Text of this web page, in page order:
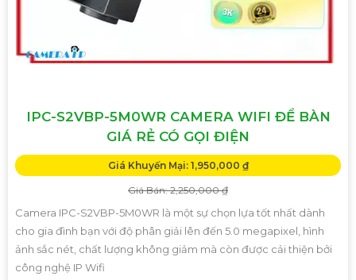
IPC-S2VBP-5M0WR CAMERA WIFI ĐỂ BÀN
GIÁ RẺ CÓ GỌI ĐIỆN
Giá Khuyến Mại: 1,950,000 ₫
Giá Bán: 2,250,000 ₫
Camera IPC-S2VBP-5M0WR là một sự chọn lựa tốt nhất dành
cho gia đình bạn với độ phân giải lên đến 5.0 megapixel, hình
ảnh sắc nét, chất lượng không giảm mà còn được cải thiện bởi
công nghệ IP Wifi